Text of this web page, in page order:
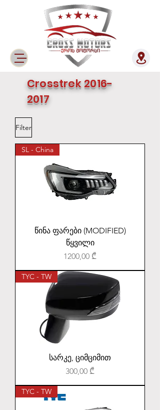
Crosstrek2016-
2017
Filter
SL - China
წინა ფარები (MODIFIED)
წყვილი
Price
1200,00 ₾
TYC - TW
სარკე, ციმციმით
Price
300,00 ₾
TYC - TW